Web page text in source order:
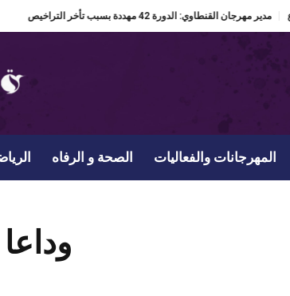
مدير مهرجان القنطاوي: الدورة 42 مهددة بسبب تأخر التراخيص
الصحة و الرفاه المهرجانات والفعاليات